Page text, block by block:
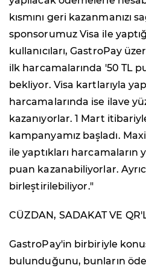
kısmını geri kazanmanızı
sponsorumuz Visa ile
kullanıcıları, GastroPay
ilk harcamalarında '50 TL
bekliyor. Visa kartlarıyla
harcamalarında ise ilave
kazanıyorlar. 1 Mart
kampanyamız başladı.
ile yaptıkları harcamaların
puan kazanabiliyorlar.
birleştirilebiliyor."
CÜZDAN, SADAKAT VE
GastroPay'in birbiriyle
bulunduğunu, bunların